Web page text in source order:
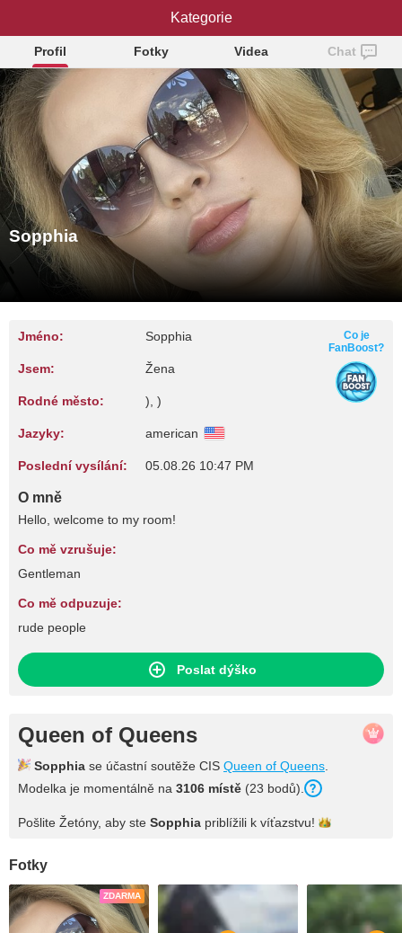
Sopphia
Profil Fotky Videa Chat
Sopphia
Jméno: Sopphia
Jsem: Žena
Rodné město: ), )
Jazyky: american
Poslední vysílání: 05.08.26 10:47 PM
Co je
FanBoost?
O mně
Hello, welcome to my room!
Co mě vzrušuje:
Gentleman
Co mě odpuzuje:
rude people
Poslat dýško
Queen of Queens
Sopphia se účastní soutěže CIS Queen of Queens
Modelka je momentálně na 3106 místě (23 bodů).
Pošlite Žetóny, aby ste Sopphia priblížili k víťazstvu!
Fotky
ZDARMA
Kategorie